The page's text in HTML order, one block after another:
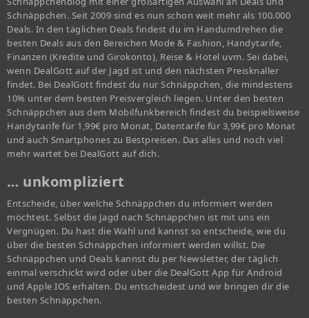
Schnäppchen. Seit 2009 sind es nun schon weit mehr als 100.000
Deals. In den täglichen Deals findest du im Handumdrehen die
besten Deals aus den Bereichen Mode & Fashion, Handytarife,
Finanzen (Kredite und Girokonto), Reise & Hotel uvm. Sei dabei,
wenn DealGott auf der Jagd ist und den nächsten Preisknaller
findet. Bei DealGott findest du nur Schnäppchen, die mindestens
10% unter dem besten Preisvergleich liegen. Unter den besten
Schnäppchen aus dem Mobilfunkbereich findest du beispielsweise
Handytarife für 1,99€ pro Monat, Datentarife für 3,99€ pro Monat
und auch Smartphones zu Bestpreisen. Das alles und noch viel
mehr wartet bei DealGott auf dich.
… unkompliziert
Entscheide, über welche Schnäppchen du informiert werden
möchtest. Selbst die Jagd nach Schnäppchen ist mit uns ein
Vergnügen. Du hast die Wahl und kannst so entscheide, wie du
über die besten Schnäppchen informiert werden willst. Die
Schnäppchen und Deals kannst du per Newsletter, der täglich
einmal verschickt wird oder über die DealGott App für Android
und Apple IOS erhalten. Du entscheidest und wir bringen dir die
besten Schnäppchen.